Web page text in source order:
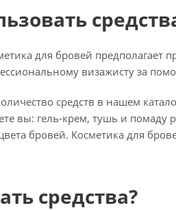
для бровей
визажисту за
средств в нашем
вы: гель-крем, тушь и помаду
бровей. Косметика для
средства?